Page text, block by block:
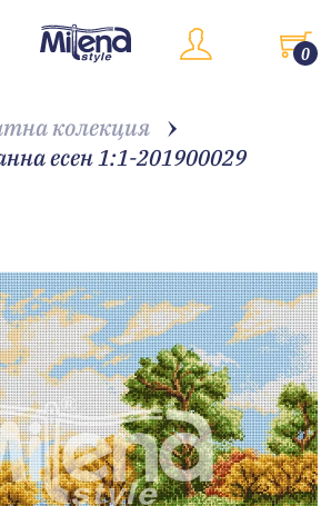
0
колекция
есен 1:1-201900029